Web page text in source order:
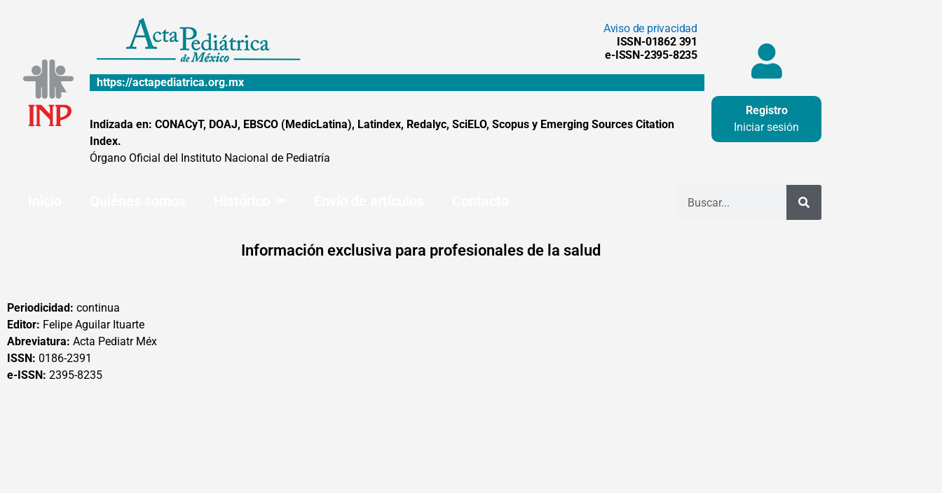
Aviso de privacidad
ISSN-01862 391
e-ISSN-2395-8235
https://actapediatrica.org.mx
Indizada en: CONACyT, DOAJ, EBSCO (MedicLatina), Latindex, Redalyc, SciELO, Scopus y Emerging Sources Citation
Index.
Órgano Oficial del Instituto Nacional de Pediatría
Registro
Iniciar sesión
Información exclusiva para profesionales de la salud
Periodicidad: continua
Editor: Felipe Aguilar Ituarte
Abreviatura: Acta Pediatr Méx
ISSN: 0186-2391
e-ISSN: 2395-8235